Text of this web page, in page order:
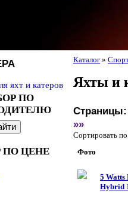
яхт и катеров
ПО
ПО ЦЕНЕ
Каталог »
Яхты и
Страницы:
»»
Сортировать
Фото
5 Watts
Hybrid